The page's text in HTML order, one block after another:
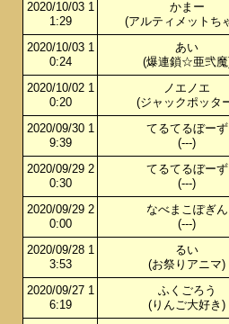
2020/10/03 1
1:29
かまー
(アルティメットち
2020/10/03 1
0:24
あい
(爆連鎖☆亜弐
2020/10/02 1
0:20
ノエノエ
(ジャックポッタ
2020/09/30 1
9:39
てるてるぼーず
(---)
2020/09/29 2
0:30
てるてるぼーず
(---)
2020/09/29 2
0:00
なべまこぽぎん
(---)
2020/09/28 1
3:53
るい
(お祭りアニマ)
2020/09/27 1
6:19
ふくごろう
(りんご大好き)